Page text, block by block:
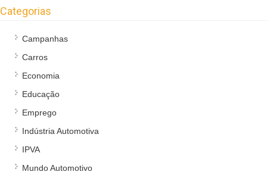
Categorias
Campanhas
Carros
Economia
Educação
Emprego
Indústria Automotiva
IPVA
Mundo Automotivo